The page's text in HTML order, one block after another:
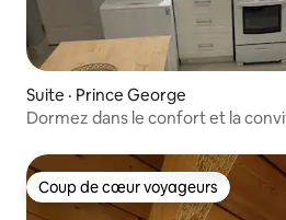
Suite · Prince George
Dormez dans le confort et la
Coup de cœur voyageurs
Coup de cœur voyageurs